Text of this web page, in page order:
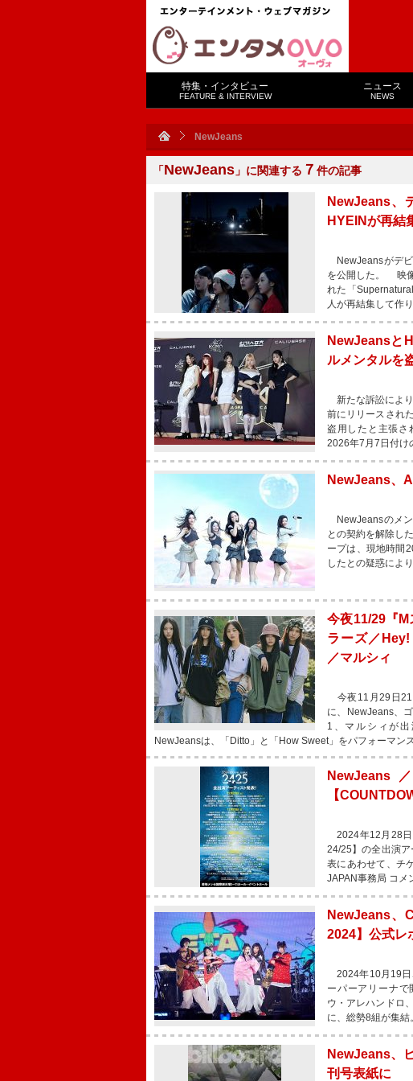
特集・インタビュー
FEATURE & INTERVIEW
ニュース
NEWS
NewJeans
「NewJeans 」に関連する ７ 件の記事
NewJeans、
HYEINが再結
NewJeansがデ
を公開した。 映
れた「
人が再結集して作
NewJeansと
ルメンタルを
新たな訴訟によ
前にリリースされ
盗用したと主張
2026年7月7日付け
NewJeans、
NewJeansのメン
との契約を解除し
ープは、現地時間
したとの疑惑によ
今夜11/29『
ラーズ／
／マルシィ
今夜11月29日21
に、NewJeans、
1、マルシィが
NewJeansは、「Ditto」と「How Sweet」をパフォーマン
NewJeans
【
2024年12月28日
24/25】の全出演
表にあわせて、チ
JAPAN事務局 コメ
NewJeans、
2024】公式レ
2024年10月19日
ーパーアリーナで
ウ・アレハンドロ
に、総勢8組が集結
NewJeans、
刊号表紙に